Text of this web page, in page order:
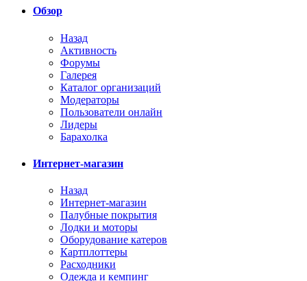
Обзор
Назад
Активность
Форумы
Галерея
Каталог организаций
Модераторы
Пользователи онлайн
Лидеры
Барахолка
Интернет-магазин
Назад
Интернет-магазин
Палубные покрытия
Лодки и моторы
Оборудование катеров
Картплоттеры
Расходники
Одежда и кемпинг